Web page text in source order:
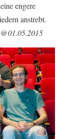
engere
anstrebt.